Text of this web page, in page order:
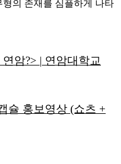
의 존재를 심플하게 나타
암?> | 연암대학교
슐 홍보영상 (쇼츠 +